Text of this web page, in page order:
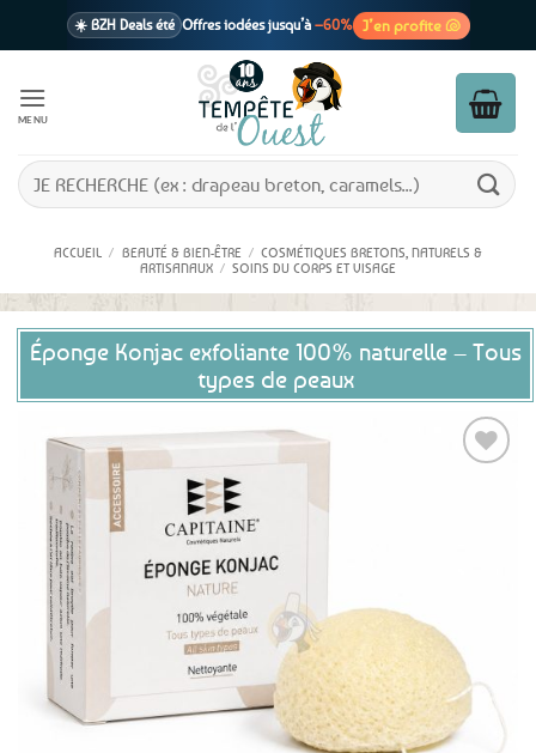
☀️ BZH Deals été Offres iodées jusqu’à –60% J’en profite 🐚
1 cadeau offertdès 39€ d’achats
En point relais dès 3,95€ seulement
MENU
Recherche
pour :
ACCUEIL / BEAUTÉ & BIEN-ÊTRE / COSMÉTIQUES BRETONS, NATURELS &
ARTISANAUX / SOINS DU CORPS ET VISAGE
Éponge Konjac exfoliante 100% naturelle – Tous
types de peaux